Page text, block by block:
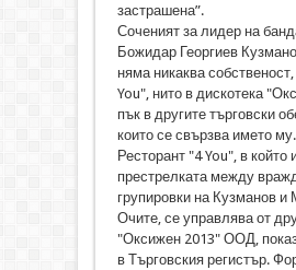
застрашена”.
Соченият за лидер на
Божидар Георгиев
няма никаква
You", нито в дискотека
пък в другите търговски
които се свързва името му.
Ресторант "4 You", в който
престрелката между
групировки на Кузманов и
Очите, се управлява от
"Оксижен 2013" ООД,
в Търговския регистър.